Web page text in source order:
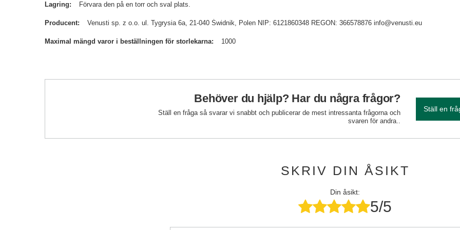
Lagring Förvara den på en torr och sval plats.
Producent Venusti sp. z o.o. ul. Tygrysia 6a, 21-040 Świdnik, Polen NIP: 6121860348 REGON: 366578876 info@venusti.eu
Maximal mängd varor i beställningen för storlekarna 1000
Behöver du hjälp? Har du några frågor?
Ställ en fråga så svarar vi snabbt och publicerar de mest intressanta frågorna och
svaren för andra..
Ställ en
SKRIV DIN ÅSIKT
Din åsikt:
5/5